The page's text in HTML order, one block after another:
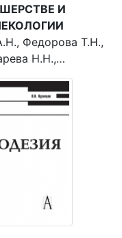
И
Федорова Т.Н.,
Н.Н.,…